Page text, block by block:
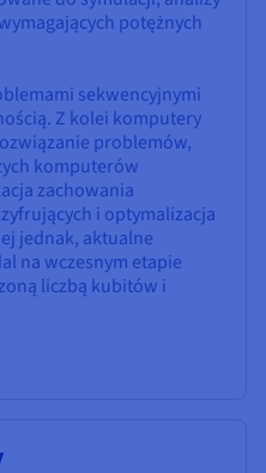
potężnych
sekwencyjnymi
Z kolei komputery
problemów,
komputerów
zachowania
i optymalizacja
jednak, aktualne
na wczesnym etapie
liczbą kubitów i